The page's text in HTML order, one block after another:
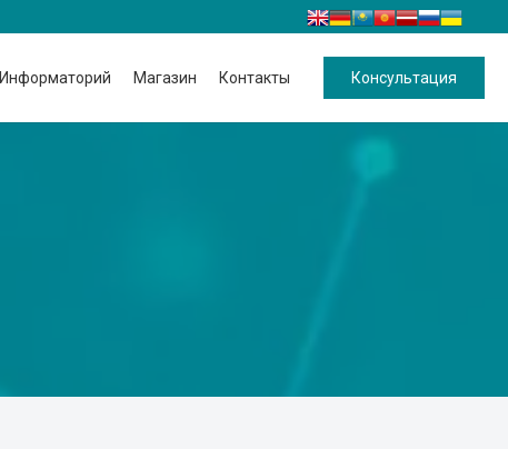
Информаторий Магазин Контакты Консультация